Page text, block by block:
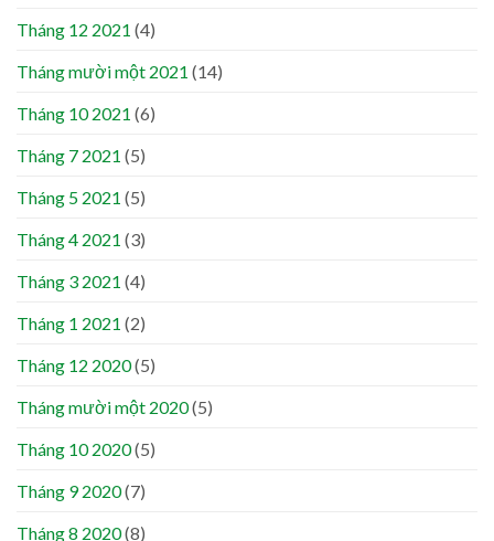
Tháng 12 2021 (4)
Tháng mười một 2021 (14)
Tháng 10 2021 (6)
Tháng 7 2021 (5)
Tháng 5 2021 (5)
Tháng 4 2021 (3)
Tháng 3 2021 (4)
Tháng 1 2021 (2)
Tháng 12 2020(5)
Tháng mười một 2020(5)
Tháng 10 2020(5)
Tháng 9 2020(7)
Tháng 8 2020(8)